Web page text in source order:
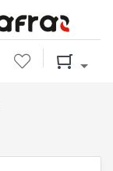
Wishlist